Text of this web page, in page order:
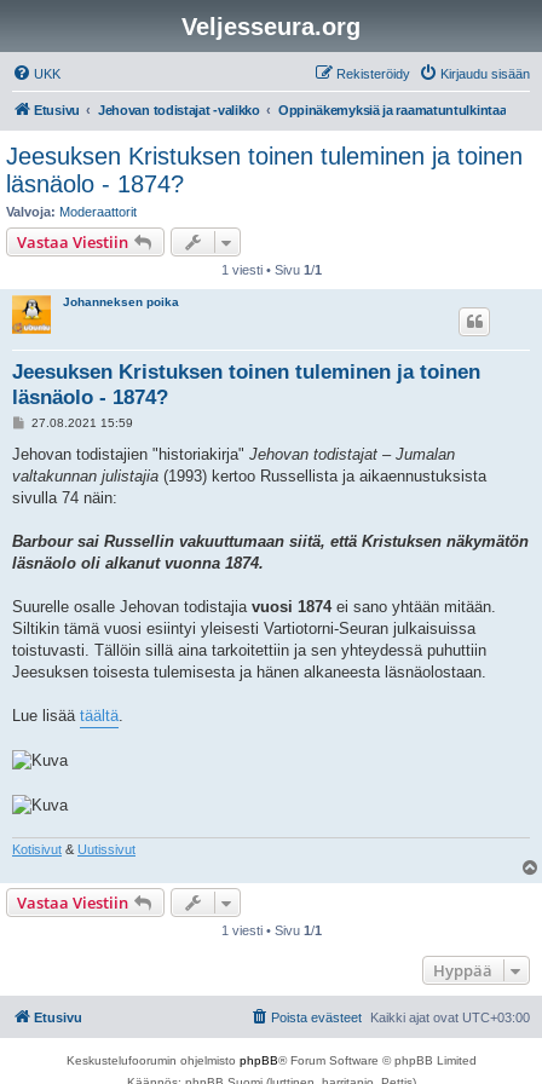
Veljesseura.org
UKK Kirjaudu sisään
Rekisteröidy
Etusivu Jehovan todistajat -valikko Oppinäkemyksiä ja raamatuntulkintaa
Jeesuksen Kristuksen toinen tuleminen ja toinen
läsnäolo - 1874?
Valvoja: Moderaattorit
Vastaa Viestiin
1 viesti • Sivu 1/1
Johanneksen poika
Jeesuksen Kristuksen toinen tuleminen ja toinen
läsnäolo - 1874?
V
e
t
i
27.08.2021 15:59
Jehovan todistajien "historiakirja" Jehovan todistajat – Jumalan
valtakunnan julistajia (1993) kertoo Russellista ja aikaennustuksista
sivulla 74 näin:
Barbour sai Russellin vakuuttumaan siitä, että Kristuksen näkymätön
läsnäolo oli alkanut vuonna 1874.
Suurelle osalle Jehovan todistajia vuosi 1874ei sano yhtään mitään.
Siltikin tämä vuosi esiintyi yleisesti Vartiotorni-Seuran julkaisuissa
toistuvasti. Tällöin sillä aina tarkoitettiin ja sen yhteydessä puhuttiin
Jeesuksen toisesta tulemisesta ja hänen alkaneesta läsnäolostaan.
Lue lisää täältä
Kotisivut &Uutissivut
Vastaa Viestiin
1 viesti • Sivu 1/1
Hyppää
Etusivu Kaikki ajat ovat UTC+03:00
Poista evästeet
Keskustelufoorumin ohjelmisto phpBB® Forum Software © phpBB Limited